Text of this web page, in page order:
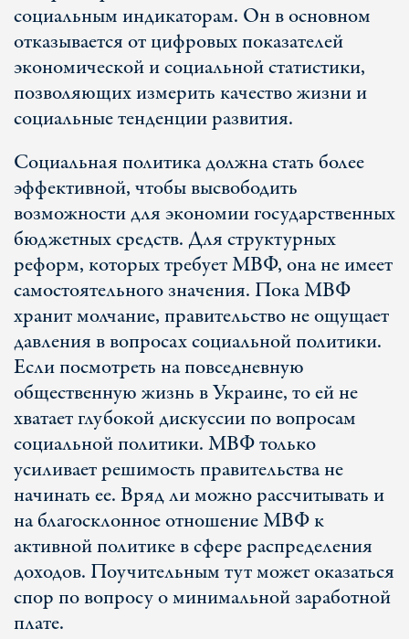
социальным индикаторам. Он в основном
отказывается от цифровых показателей
экономической и социальной статистики,
позволяющих измерить качество жизни и
социальные тенденции развития.
Социальная политика должна стать более
эффективной, чтобы высвободить
возможности для экономии государственных
бюджетных средств. Для структурных
реформ, которых требует МВФ, она не имеет
самостоятельного значения. Пока МВФ
хранит молчание, правительство не ощущает
давления в вопросах социальной политики.
Если посмотреть на повседневную
общественную жизнь в Украине, то ей не
хватает глубокой дискуссии по вопросам
социальной политики. МВФ только
усиливает решимость правительства не
начинать ее. Вряд ли можно рассчитывать и
на благосклонное отношение МВФ к
активной политике в сфере распределения
доходов. Поучительным тут может оказаться
спор по вопросу о минимальной заработной
плате.